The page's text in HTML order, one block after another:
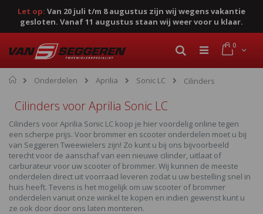
Let op: Van 20 juli t/m 8 augustus zijn wij wegens vakantie
gesloten. Vanaf 11 augustus staan wij weer voor u klaar.
naar
de
inhoud
Cart
0
Zoek
Home
Onderdelen Aprilia Sonic LC Cilinders
Cilinders voor Aprilia Sonic LC
Cilinders voor Aprilia Sonic LC koop je hier voordelig online tegen
een scherpe prijs. Voor brommer en scooter onderdelen moet u bij
van Seggeren Tweewielers zijn! Zo kunt u bij ons bijvoorbeeld
terecht voor de aanschaf van een nieuwe cilinder, uitlaat of
carburateur voor uw scooter of brommer. Wij kunnen de meeste
onderdelen direct uit voorraad leveren zodat u uw bestelling snel in
huis heeft. Tevens is het mogelijk om uw scooter of brommer
onderdelen vanuit onze winkel te kopen en indien gewenst kunt u
ze ook door door ons laten monteren.